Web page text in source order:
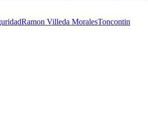
Ramon Villeda MoralesToncontin